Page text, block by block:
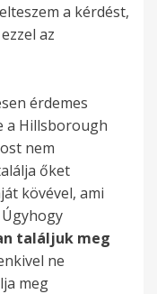
a kérdést,
az
érdemes
a Hillsborough
nem
őket
kövével, ami
találjuk meg
ne
meg